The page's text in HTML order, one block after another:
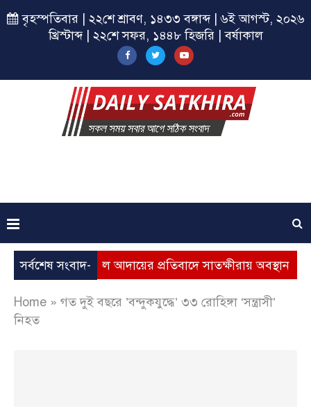
বৃহস্পতিবার | ২২শে শ্রাবণ, ১৪৩৩ বঙ্গাব্দ | ৬ই আগস্ট, ২০২৬
খ্রিস্টাব্দ | ২২শে সফর, ১৪৪৮ হিজরি | বর্ষাকাল
সর্বশেষ সংবাদ-
বিল আদায়ের প্রতিবাদে সাতক্ষীরায় অবস্থান কর্মসূচি
Home » গত দুই বছরে ‌’বন্দুকযুদ্ধে’ ৩৩ রোহিঙ্গা ‘সন্ত্রাসী’
নিহত